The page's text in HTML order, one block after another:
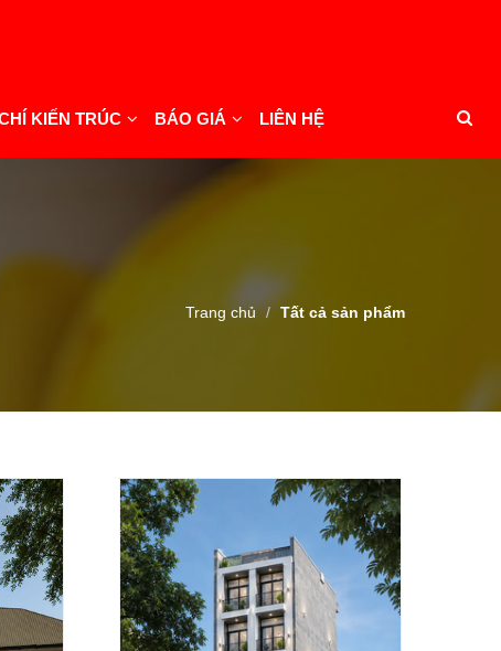
KIẾN TRÚC BÁO GIÁ LIÊN HỆ
Trang chủ Tất cả sản phẩm